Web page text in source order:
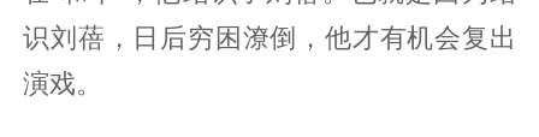
识刘蓓，日后穷困潦倒，他才有机会复出
演戏。